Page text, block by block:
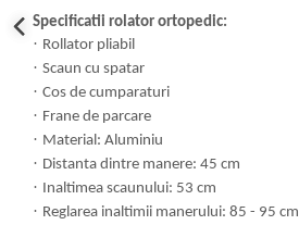
Specificatii rolator ortopedic:
· Rollator pliabil
· Scaun cu spatar
· Cos de cumparaturi
· Frane de parcare
· Material: Aluminiu
· Distanta dintre manere: 45 cm
· Inaltimea scaunului: 53 cm
· Reglarea inaltimii manerului: 85 - 95 cm